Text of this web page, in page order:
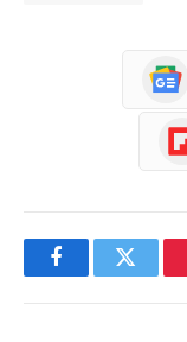
FacebookTwitter